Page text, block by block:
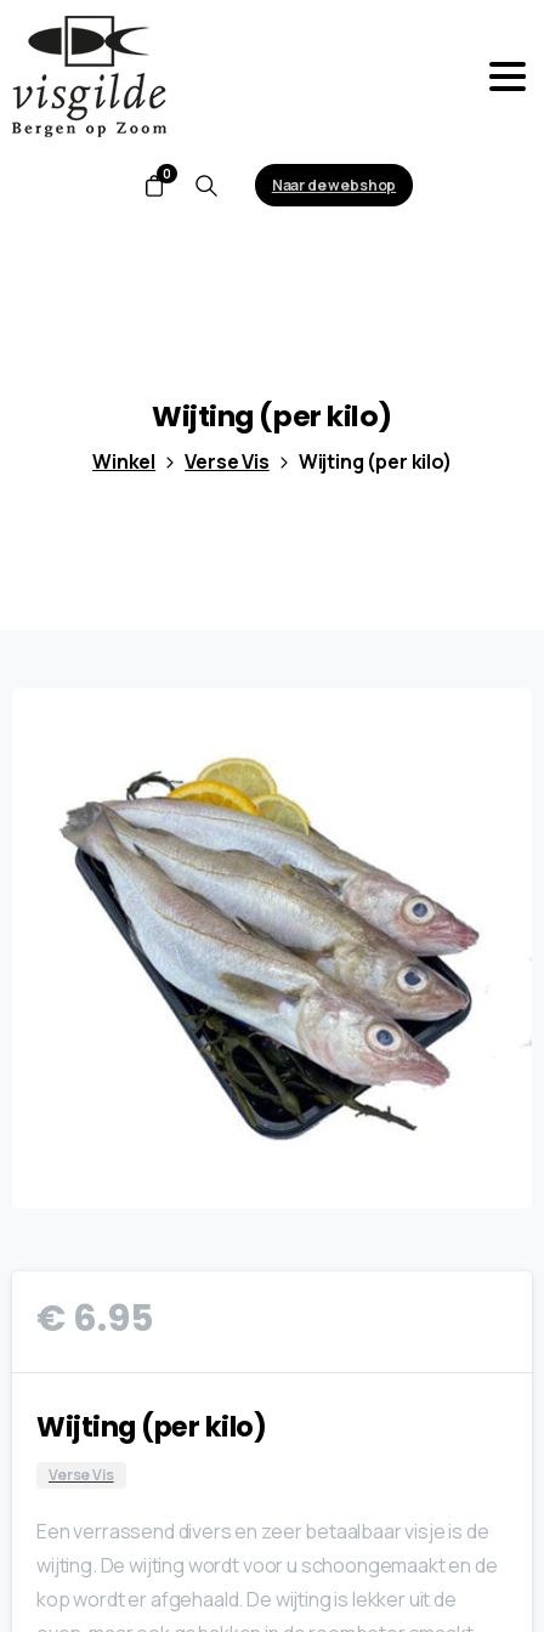
0
Search
Naar de webshop
Wijting (perkilo)
Winkel Verse Vis Wijting (per kilo)
€ 6.95
Wijting (per kilo)
Verse Vis
Een verrassend divers en zeer betaalbaar visje is de
wijting. De wijting wordt voor u schoongemaakt en de
kop wordt er afgehaald. De wijting is lekker uit de